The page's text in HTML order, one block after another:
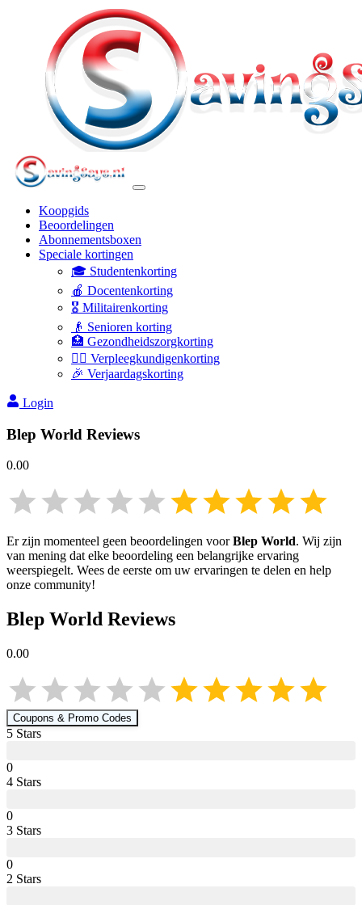
Koopgids
Beoordelingen
Abonnementsboxen
Speciale kortingen
🎓 Studentenkorting
🍎 Docentenkorting
🎖️ Militairenkorting
👴 Senioren korting
🏥 Gezondheidszorgkorting
👩‍⚕️ Verpleegkundigenkorting
🎉 Verjaardagskorting
Login
Blep World Reviews
0.00
Er zijn momenteel geen beoordelingen voorBlep World. Wij zijn
van mening dat elke beoordeling een belangrijke ervaring
weerspiegelt. Wees de eerste om uw ervaringen te delen en help
onze community!
Blep World Reviews
0.00
Coupons & Promo Codes
5 Stars
0
4 Stars
0
3 Stars
0
2 Stars